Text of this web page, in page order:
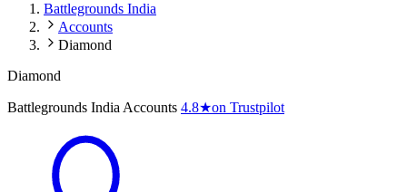
Battlegrounds India
Accounts
Diamond
Diamond
Battlegrounds India Accounts 4.8★on Trustpilot